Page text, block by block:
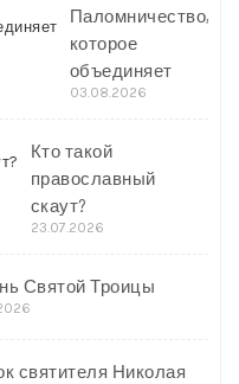
Паломничество,
которое
объединяет
03.08.2026
Кто такой
православный
скаут?
23.07.2026
Святой Троицы
святителя Николая